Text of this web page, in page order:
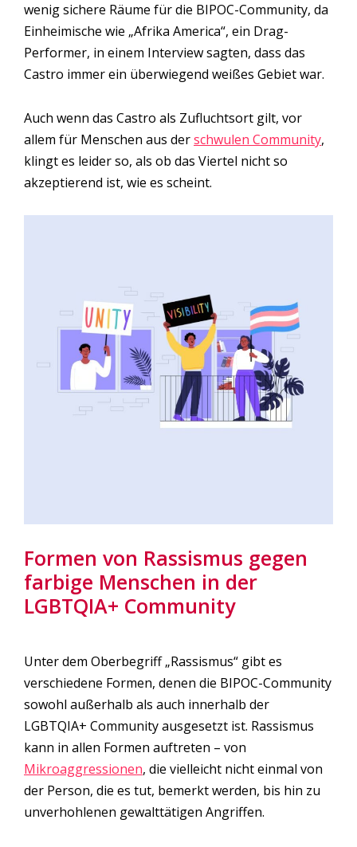
wenig sichere Räume für die BIPOC-Community, da
Einheimische wie „Afrika America“, ein Drag-
Performer, in einem Interview sagten, dass das
Castro immer ein überwiegend weißes Gebiet war.
Auch wenn das Castro als Zufluchtsort gilt, vor
allem für Menschen aus derschwulen Community,
klingt es leider so, als ob das Viertel nicht so
akzeptierend ist, wie es scheint.
Formen von Rassismus gegen
farbige Menschen in der
LGBTQIA+ Community
Unter dem Oberbegriff „Rassismus“ gibt es
verschiedene Formen, denen die BIPOC-Community
sowohl außerhalb als auch innerhalb der
LGBTQIA+ Community ausgesetzt ist. Rassismus
kann in allen Formen auftreten – von
Mikroaggressionen, die vielleicht nicht einmal von
der Person, die es tut, bemerkt werden, bis hin zu
unverhohlenen gewalttätigen Angriffen.